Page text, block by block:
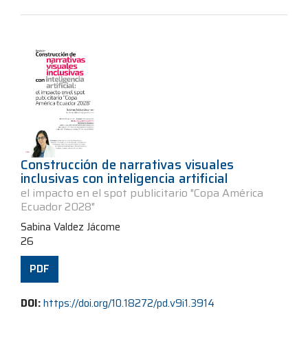
Construcción de narrativas visuales
inclusivas con inteligencia artificial
el impacto en el spot publicitario "Copa América
Ecuador 2028"
Sabina Valdez Jácome
26
PDF
DOI:https://doi.org/10.18272/pd.v9i1.3914